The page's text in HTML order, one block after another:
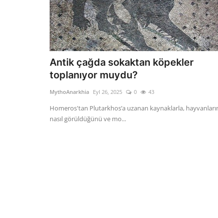
Antik çağda sokaktan köpekler
toplanıyor muydu?
MythoAnarkhia Eyl 26, 2025 0 43
Homeros'tan Plutarkhos’a uzanan kaynaklarla,
nasıl görüldüğünü ve mo...